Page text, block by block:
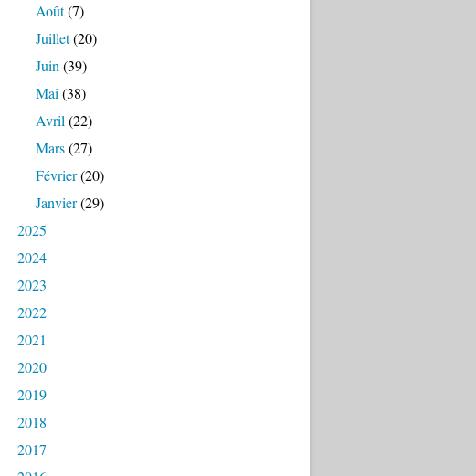
Août(7)
Juillet(20)
Juin (39)
Mai (38)
Avril (22)
Mars(27)
Février(20)
Janvier(29)
2025
2024
2023
2022
2021
2020
2019
2018
2017